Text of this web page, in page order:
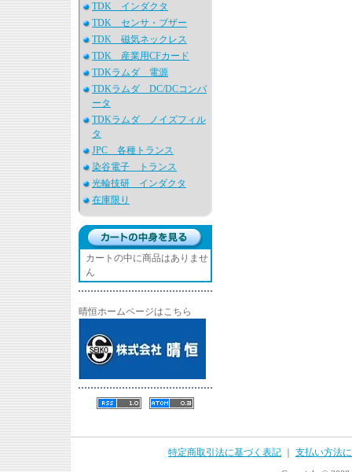
TDK インダクタ
TDK センサ・ブザー
TDK 磁気ネックレス
TDK 産業用CFカード
TDKラムダ 電源
TDKラムダ DC/DCコンバ
ータ
TDKラムダ ノイズフィル
タ
JPC 各種トランス
染谷電子 トランス
光輪技研 インダクタ
在庫限り
カートの中に商品はありませ
ん
晴恒ホームページはこちら
特定商取引法に基づく表記
支払い方法